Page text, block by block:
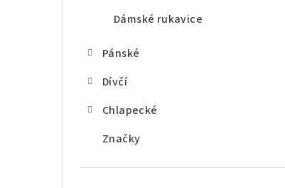
Dámské rukavice
Pánské
Dívčí
Chlapecké
Značky